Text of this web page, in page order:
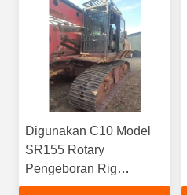
Digunakan C10 Model
SR155 Rotary
Pengeboran Rig
Efisiensi tinggi